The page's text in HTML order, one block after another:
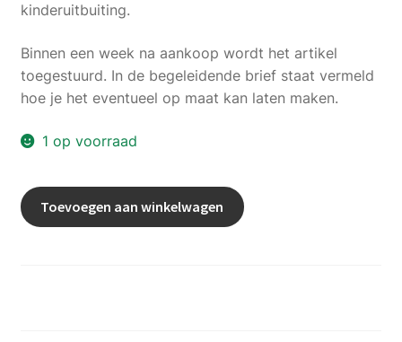
kinderuitbuiting.
Binnen een week na aankoop wordt het artikel
toegestuurd. In de begeleidende brief staat vermeld
hoe je het eventueel op maat kan laten maken.
1 op voorraad
BOLERO
EVENING
Toevoegen aan winkelwagen